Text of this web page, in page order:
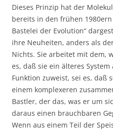
Dieses Prinzip hat der
bereits in den frühen 1980ern
Bastelei der Evolution“
ihre Neuheiten, anders als
Nichts. Sie arbeitet mit dem,
es, daß sie ein älteres
Funktion zuweist, sei es, daß
einem komplexeren
Bastler, der das, was er um
daraus einen brauchbaren
Wenn aus einem Teil der